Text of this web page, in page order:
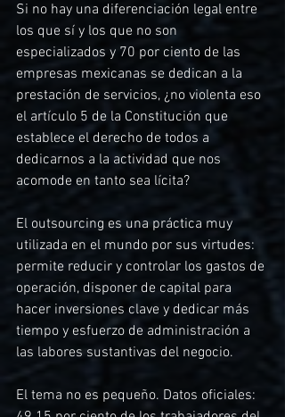
Si no hay una diferenciación legal entre
los que sí y los que no son
especializados y 70 por ciento de las
empresas mexicanas se dedican a la
prestación de servicios, ¿no violenta eso
el artículo 5 de la Constitución que
establece el derecho de todos a
dedicarnos a la actividad que nos
acomode en tanto sea lícita?
El outsourcing es una práctica muy
utilizada en el mundo por sus virtudes:
permite reducir y controlar los gastos de
operación, disponer de capital para
hacer inversiones clave y dedicar más
tiempo y esfuerzo de administración a
las labores sustantivas del negocio.
El tema no es pequeño. Datos oficiales: